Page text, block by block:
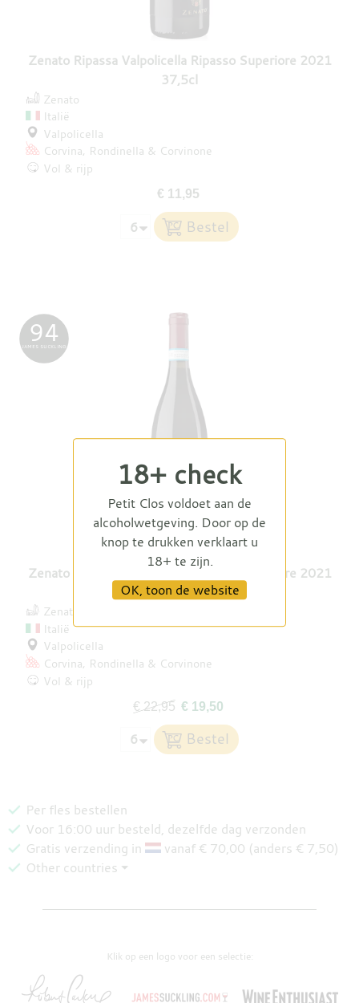
Zenato Ripassa Valpolicella Ripasso Superiore 2021
37,5cl
Zenato
Italië
Valpolicella
Corvina Rondinella
Corvinone
Vol & rijp
€ 11,95
Zenato Ripassa Valpolicella Ripasso Superiore 2021
94
JAMES SUCKLING
Zenato
Italië
Valpolicella
Corvina Rondinella
Corvinone
Vol & rijp
€ 22,95 € 19,50
Per fles bestellen
Voor 16:00 uur besteld, dezelfde dag verzonden
Gratis verzending in
vanaf € 70,00 (anders € 7,50)
Other countries ⏷
Klik op een logo voor een selectie:
18+ check
Petit Clos voldoet aan de
alcoholwetgeving. Door op de
knop te drukken verklaart u
18+ te zijn.
OK, toon de website